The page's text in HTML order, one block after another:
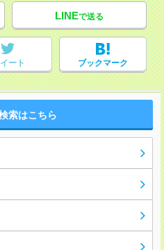
LINEで送る
ート ブックマーク
索はこちら